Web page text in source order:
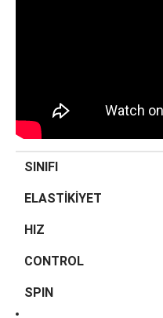
SINIFI
ELASTİKİYET
HIZ
CONTROL
SPIN